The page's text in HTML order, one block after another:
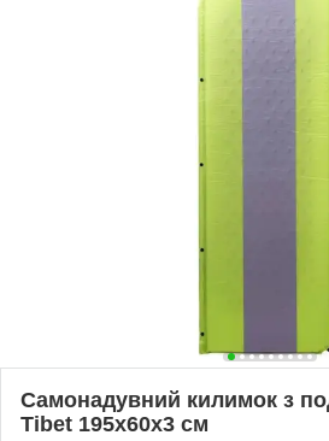
Самонадувний килимок з
Tibet 195х60х3 см